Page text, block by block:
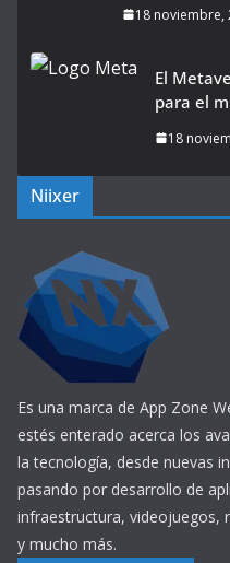
18 noviembre,
El
para el
18
Niixer
Es una marca de App Zone
estés enterado acerca los
la tecnología, desde nuevas
pasando por desarrollo de
infraestructura, videojuegos,
y mucho más.